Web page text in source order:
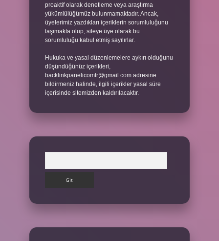
proaktif olarak denetleme veya araştırma
yükümlülüğümüz bulunmamaktadır. Ancak,
üyelerimiz yazdıkları içeriklerin sorumluluğunu
taşımakta olup, siteye üye olarak bu
sorumluluğu kabul etmiş sayılırlar.
Hukuka ve yasal düzenlemelere aykırı olduğunu
düşündüğünüz içerikleri,
backlinkpanelicomtr@gmail.com adresine
bildirmeniz halinde, ilgili içerikler yasal süre
içerisinde sitemizden kaldırılacaktır.